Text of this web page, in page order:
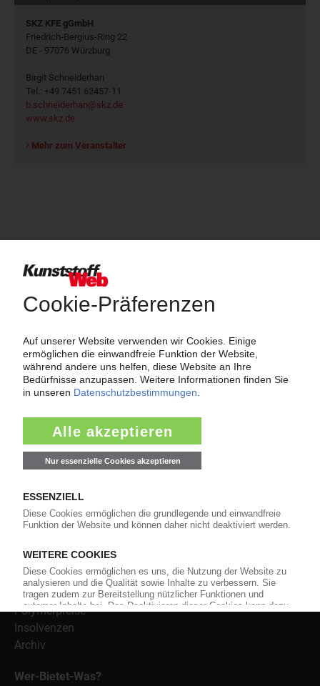
SKZ KFE gGmbH
Friedrich-Bergius-Ring 22
DE - 97076 Würzburg
Birgit Schneiderhan
Tel.: +49 7451 62457-11
b.schneiderhan@skz.de
www.skz.de
Mehr zum Veranstalter
Über das KunststoffWeb
Als einer der Internet-Pioniere der Kunststoffindustrie
versorgt das KunststoffWeb bereits seit 1996 die Fach-
und Führungskräfte der Branche mit täglichen
Nachrichten rund um das Thema "Kunststoffe". Im Fokus
Kunststoffe sowie Märkte, Unternehmen, Produkte,
Material, Anwendungen und Verpackungen.
Weiterhin bietet das KunststoffWeb geeignete
Bezugsquellen für den Einkauf sowie nützlichen Service-
Informationen wie Handelsnamen und Veranstaltungen.
Alle Nachrichten
Branche
Technologie
Polymerpreise
Insolvenzen
Archiv
Wer-Bietet-Was?